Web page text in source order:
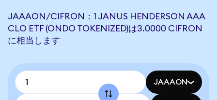
JAAAON/CIFRON：1 JANUS HENDERSON AAA
CLO ETF (ONDO TOKENIZED)は3.0000 CIFRON
に相当します
JAAAON